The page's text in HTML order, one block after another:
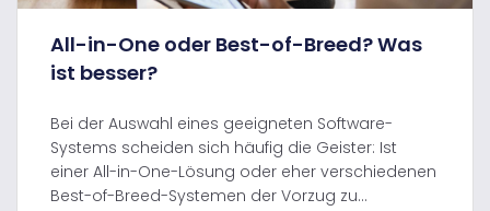
All-in-One oder Best-of-Breed? Was
ist besser?
Bei der Auswahl eines geeigneten Software-
Systems scheiden sich häufig die Geister: Ist
einer All-in-One-Lösung oder eher verschiedenen
Best-of-Breed-Systemen der Vorzug zu...